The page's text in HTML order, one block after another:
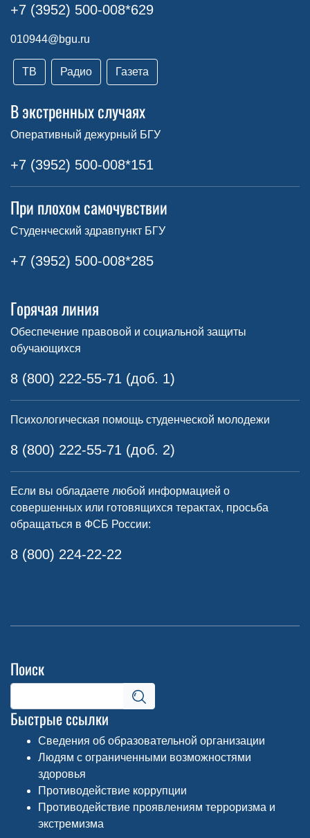
+7 (3952) 500-008*629
010944@bgu.ru
ТВ Радио Газета
В экстренных случаях
Оперативный дежурный БГУ
+7 (3952) 500-008*151
При плохом самочувствии
Студенческий здравпункт БГУ
+7 (3952) 500-008*285
Горячая линия
Обеспечение правовой и социальной защиты
обучающихся
8 (800) 222-55-71 (доб. 1)
Психологическая помощь студенческой молодежи
8 (800) 222-55-71 (доб. 2)
Если вы обладаете любой информацией о
совершенных или готовящихся терактах, просьба
обращаться в ФСБ России:
8 (800) 224-22-22
Поиск
Быстрые ссылки
Сведения об образовательной организации
Людям с ограниченными возможностями
здоровья
Противодействие коррупции
Противодействие проявлениям терроризма и
экстремизма